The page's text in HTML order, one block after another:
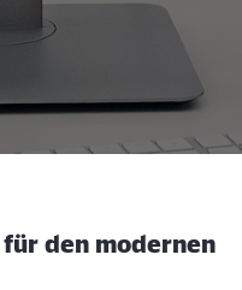
den modernen